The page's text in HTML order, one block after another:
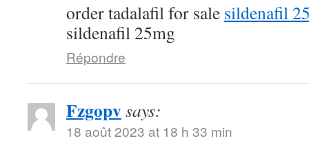
order tadalafil for sale sildenafil
sildenafil 25mg
Répondre
Fzgopvsays:
18 août 2023 at 18 h 33 min